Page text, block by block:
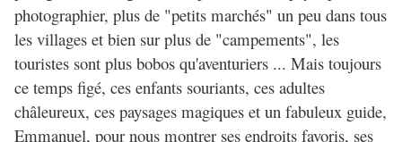
photographier, plus de "petits marchés" un peu dans tous
les villages et bien sur plus de "campements", les
touristes sont plus bobos qu'aventuriers ... Mais toujours
ce temps figé, ces enfants souriants, ces adultes
châleureux, ces paysages magiques et un fabuleux guide,
Emmanuel, pour nous montrer ses endroits favoris, ses